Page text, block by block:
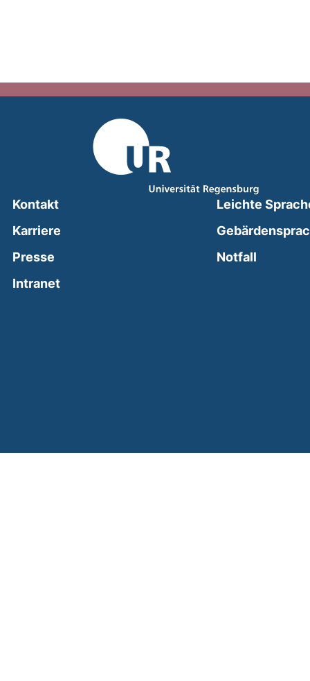
Kontakt
Karriere
Presse
Intranet(external link, opens in a new window)
Leichte
Notfall